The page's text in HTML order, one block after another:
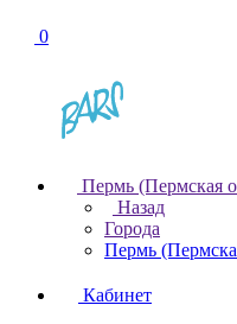
0
Пермь (Пермская
Назад
Города
Пермь
Кабинет